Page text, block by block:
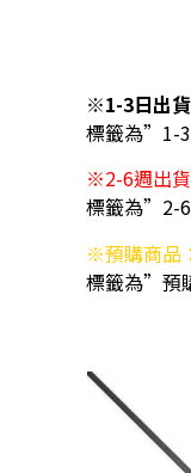
※1-3日出貨
標籤為”1-
※2-6週出貨
標籤為”2-
※預購商品
標籤為”預